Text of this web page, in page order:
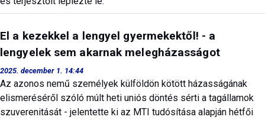
El a kezekkel a lengyel gyermekektől! - a
lengyelek sem akarnak melegházasságot
2025. december 1. 14:44
Az azonos nemű személyek külföldön kötött házasságának
elismeréséről szóló múlt heti uniós döntés sérti a tagállamok
szuverenitását - jelentette ki az MTI tudósítása alapján hétfői